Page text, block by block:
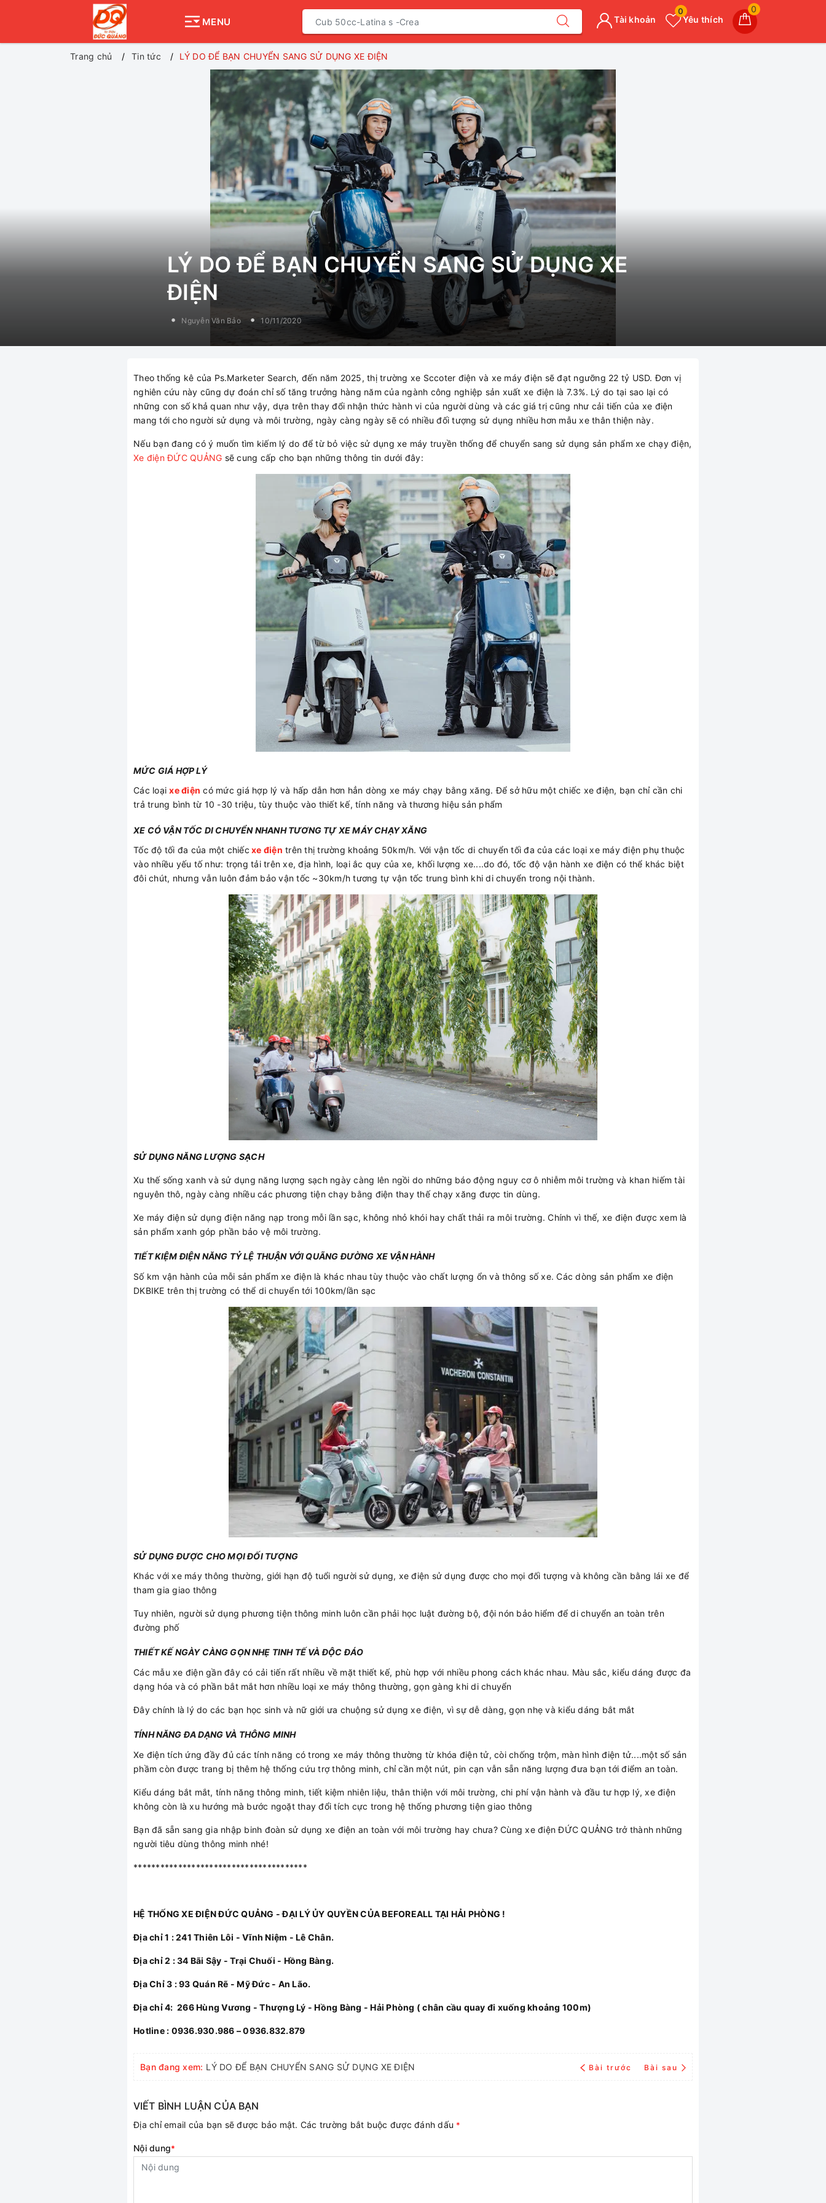
MENU
0
Yêu thích
0
Tài khoản
Trang chủ Tin tức LÝ DO ĐỂ BẠN CHUYỂN SANG SỬ DỤNG XE ĐIỆN
LÝ DO ĐỂ BẠN CHUYỂN SANG SỬ DỤNG XE
ĐIỆN
Nguyễn Văn Bảo 10/11/2020
Theo thống kê của Ps.Marketer Search, đến năm 2025, thị trường xe Sccoter điện và xe máy điện sẽ đạt ngưỡng 22 tỷ USD. Đơn vị
nghiên cứu này cũng dự đoán chỉ số tăng trưởng hàng năm của ngành công nghiệp sản xuất xe điện là 7.3%. Lý do tại sao lại có
những con số khả quan như vậy, dựa trên thay đổi nhận thức hành vi của người dùng và các giá trị cũng như cải tiến của xe điện
mang tới cho người sử dụng và môi trường, ngày càng ngày sẽ có nhiều đối tượng sử dụng nhiều hơn mẫu xe thân thiện này.
Nếu bạn đang có ý muốn tìm kiếm lý do để từ bỏ việc sử dụng xe máy truyền thống để chuyển sang sử dụng sản phẩm xe chạy điện,
Xe điện ĐỨC QUẢNG sẽ cung cấp cho bạn những thông tin dưới đây:
MỨC GIÁ HỢP LÝ
Các loạixe điện có mức giá hợp lý và hấp dẫn hơn hẳn dòng xe máy chạy bằng xăng. Để sở hữu một chiếc xe điện, bạn chỉ cần chi
trả trung bình từ 10 -30 triệu, tùy thuộc vào thiết kế, tính năng và thương hiệu sản phẩm
XE CÓ VẬN TỐC DI CHUYỂN NHANH TƯƠNG TỰ XE MÁY CHẠY XĂNG
Tốc độ tối đa của một chiếc xe điện trên thị trường khoảng 50km/h. Với vận tốc di chuyển tối đa của các loại xe máy điện phụ thuộc
vào nhiều yếu tố như: trọng tải trên xe, địa hình, loại ắc quy của xe, khối lượng xe....do đó, tốc độ vận hành xe điện có thể khác biệt
đôi chút, nhưng vẫn luôn đảm bảo vận tốc ~30km/h tương tự vận tốc trung bình khi di chuyển trong nội thành.
SỬ DỤNG NĂNG LƯỢNG SẠCH
Xu thế sống xanh và sử dụng năng lượng sạch ngày càng lên ngồi do những báo động nguy cơ ô nhiễm môi trường và khan hiếm tài
nguyên thô, ngày càng nhiều các phương tiện chạy bằng điện thay thế chạy xăng được tin dùng.
Xe máy điện sử dụng điện năng nạp trong mỗi lần sạc, không nhỏ khói hay chất thải ra môi trường. Chính vì thế, xe điện được xem là
sản phẩm xanh góp phần bảo vệ môi trường.
TIẾT KIỆM ĐIỆN NĂNG TỶ LỆ THUẬN VỚI QUÃNG ĐƯỜNG XE VẬN HÀNH
Số km vận hành của mỗi sản phẩm xe điện là khác nhau tùy thuộc vào chất lượng ổn và thông số xe. Các dòng sản phẩm xe điện
DKBIKE trên thị trường có thể di chuyển tới 100km/lần sạc
SỬ DỤNG ĐƯỢC CHO MỌI ĐỐI TƯỢNG
Khác với xe máy thông thường, giới hạn độ tuổi người sử dụng, xe điện sử dụng được cho mọi đối tượng và không cần bằng lái xe để
tham gia giao thông
Tuy nhiên, người sử dụng phương tiện thông minh luôn cần phải học luật đường bộ, đội nón bảo hiểm để di chuyển an toàn trên
đường phố
THIẾT KẾ NGÀY CÀNG GỌN NHẸ TINH TẾ VÀ ĐỘC ĐÁO
Các mẫu xe điện gần đây có cải tiến rất nhiều về mặt thiết kế, phù hợp với nhiều phong cách khác nhau. Màu sắc, kiểu dáng được đa
dạng hóa và có phần bắt mắt hơn nhiều loại xe máy thông thường, gọn gàng khi di chuyển
Đây chính là lý do các bạn học sinh và nữ giới ưa chuộng sử dụng xe điện, vì sự dễ dàng, gọn nhẹ và kiểu dáng bắt mắt
TÍNH NĂNG ĐA DẠNG VÀ THÔNG MINH
Xe điện tích ứng đầy đủ các tính năng có trong xe máy thông thường từ khóa điện tử, còi chống trộm, màn hình điện tử....một số sản
phầm còn được trang bị thêm hệ thống cứu trợ thông minh, chỉ cần một nút, pin cạn vẫn sẵn năng lượng đưa bạn tới điểm an toàn.
Kiểu dáng bắt mắt, tính năng thông minh, tiết kiệm nhiên liệu, thân thiện với môi trường, chi phí vận hành và đầu tư hợp lý, xe điện
không còn là xu hướng mà bước ngoặt thay đổi tích cực trong hệ thống phương tiện giao thông
Bạn đã sẵn sang gia nhập binh đoàn sử dụng xe điện an toàn với môi trường hay chưa? Cùng xe điện ĐỨC QUẢNG trở thành những
người tiêu dùng thông minh nhé!
***************************************
HỆ THỐNG XE ĐIỆN ĐỨC QUẢNG - ĐẠI LÝ ỦY QUYỀN CỦA BEFOREALL TẠI HẢI PHÒNG !
Địa chỉ 1 : 241 Thiên Lôi - Vĩnh Niệm - Lê Chân.
Địa chỉ 2 : 34 Bãi Sậy - Trại Chuối - Hồng Bàng.
Địa Chỉ 3 : 93 Quán Rẽ - Mỹ Đức - An Lão.
Địa chỉ 4: 266 Hùng Vương - Thượng Lý - Hồng Bàng - Hải Phòng ( chân cầu quay đi xuống khoảng 100m)
Hotline : 0936.930.986 – 0936.832.879
Bạn đang xem: LÝ DO ĐỂ BẠN CHUYỂN SANG SỬ DỤNG XE ĐIỆN Bài trước Bài sau
VIẾT BÌNH LUẬN CỦA BẠN
Địa chỉ email của bạn sẽ được bảo mật. Các trường bắt buộc được đánh dấu *
Nội dung*